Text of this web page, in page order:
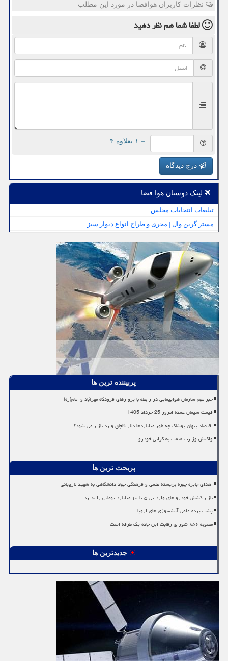
نظرات کاربران هوافضا در مورد این مطلب
لطفا شما همنظر دهید
= ۱ بعلاوه ۴
درج دیدگاه
لینک دوستان هوا فضا
تبلیغات انتخابات مجلس
مستر گرین وال | مجری و طراح انواع دیوار سبز
پربیننده ترین ها
خبر مهم سازمان هواپیمایی در رابطه با پروازهای فرودگاه مهرآباد و امام(ره)
قیمت سیمان عمده امروز 25 خرداد 1405
اقتصاد پنهان پوشاک چه طور میلیاردها دلار قاچاق وارد بازار می شود؟
واکنش وزارت صمت به گرانی خودرو
پربحث ترین ها
اهدای جایزه چهره برجسته علمی و فرهنگی جهاد دانشگاهی به شهید لاریجانی
بازار کشش خودرو های وارداتی ۵ تا ۱۰ میلیارد تومانی را ندارد
پشت پرده علمی آتشسوزی های اروپا
مصوبه ۸۵۶ شورای رقابت این جاده یک طرفه است
جدیدترین ها